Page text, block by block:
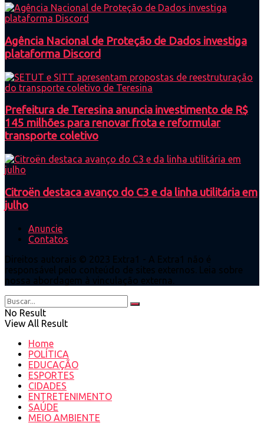
Agência Nacional de Proteção de Dados investiga
plataforma Discord
Prefeitura de Teresina anuncia investimento de R$
145 milhões para renovar frota e reformular
transporte coletivo
Citroën destaca avanço do C3 e da linha utilitária em
julho
Anuncie
Contatos
Direitos autorais © 2023 Extra1 - A Extra1 não é
responsável pelo conteúdo de sites externos. Leia sobre
nossa abordagem à vinculação externa.
No Result
View All Result
Home
POLÍTICA
EDUCAÇÃO
ESPORTES
CIDADES
ENTRETENIMENTO
SAÚDE
MEIO AMBIENTE